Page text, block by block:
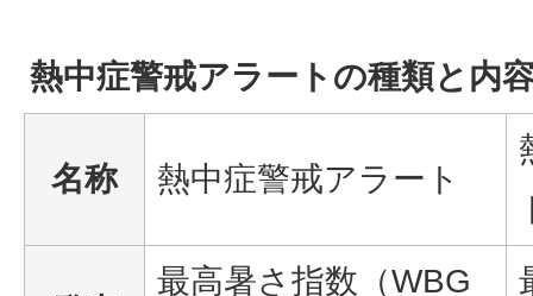
熱中症警戒アラートの種類と内
名称 熱中症警戒アラート
最高暑さ指数（WBG